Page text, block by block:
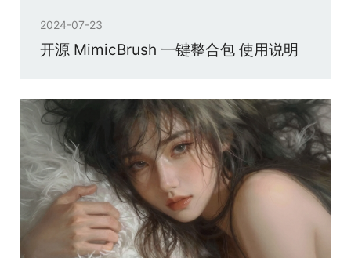
2024-07-23
开源 MimicBrush 一键整合包 使用说明